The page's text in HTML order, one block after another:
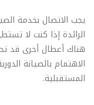
يجب الاتصال بخدمة
الرائدة إذا كنت لا
هناك أعطال أخرى قد
الاهتمام بالصيانة
المستقبلية.